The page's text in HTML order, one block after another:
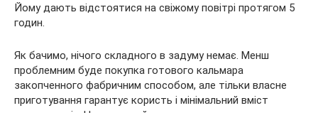
Йому дають відстоятися на свіжому повітрі протягом 5
годин.
Як бачимо, нічого складного в задуму немає. Менш
проблемним буде покупка готового кальмара
закопченного фабричним способом, але тільки власне
приготування гарантує користь і мінімальний вміст